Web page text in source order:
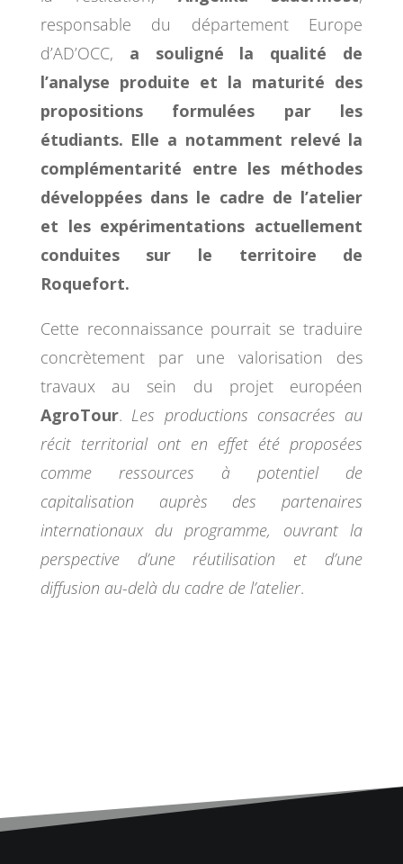
responsable du département Europe
d’AD’OCC, a souligné la qualité de
l’analyse produite et la maturité des
propositions formulées par les
étudiants. Elle a notamment relevé la
complémentarité entre les méthodes
développées dans le cadre de l’atelier
et les expérimentations actuellement
conduites sur le territoire de
Roquefort.
Cette reconnaissance pourrait se traduire
concrètement par une valorisation des
travaux au sein du projet européen
AgroTour. Les productions consacrées au
récit territorial ont en effet été proposées
comme ressources à potentiel de
capitalisation auprès des partenaires
internationaux du programme, ouvrant la
perspective d’une réutilisation et d’une
diffusion au-delà du cadre de l’atelier.